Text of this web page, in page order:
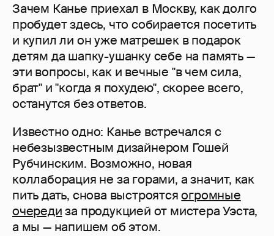
Зачем Канье приехал в Москву, как долго
пробудет здесь, что собирается посетить
и купил ли он уже матрешек в подарок
детям да шапку-ушанку себе на память —
эти вопросы, как и вечные "в чем сила,
брат" и "когда я похудею", скорее всего,
останутся без ответов.
Известно одно: Канье встречался с
небезызвестным дизайнером Гошей
Рубчинским. Возможно, новая
коллаборация не за горами, а значит, как
пить дать, снова выстроятсяогромные
очередиза продукцией от мистера Уэста,
а мы — напишем об этом.